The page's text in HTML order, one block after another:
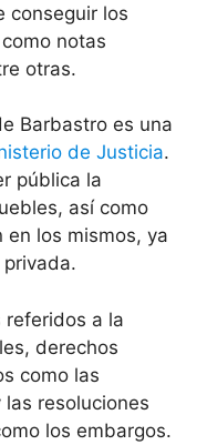
conseguir los
notas
otras.
Barbastro es una
de Justicia.
pública la
así como
en los mismos, ya
referidos a la
derechos
como las
resoluciones
los embargos.